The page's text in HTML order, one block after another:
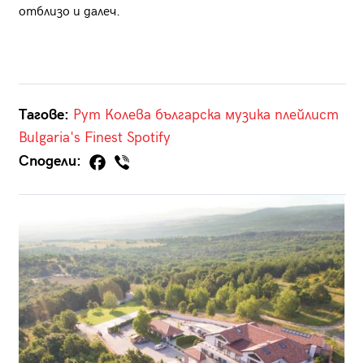
отблизо и далеч.
Тагове: Рут Колева българска музика плейлист
Bulgaria's Finest Spotify
Сподели: